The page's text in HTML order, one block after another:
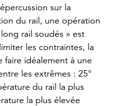
sur la
du rail, une opération
rail soudés » est
les contraintes, la
faire idéalement à une
les extrêmes : 25°
du rail la plus
la plus élevée